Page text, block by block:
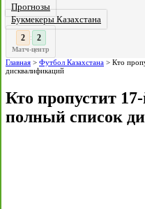
Прогнозы
Букмекеры Казахстана
3
:
Матч-центр
Главная > Футбол Казахстана > Кто
дисквалификаций
Кто пропустит
полный список